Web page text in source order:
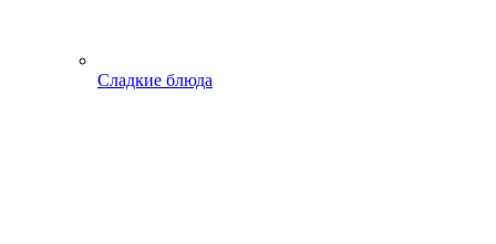
Сладкие блюда